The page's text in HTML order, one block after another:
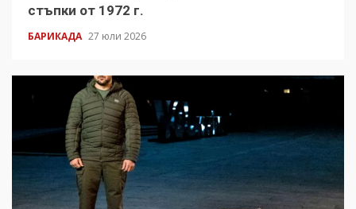
стъпки от 1972 г.
БАРИКАДА 27 юли 2026